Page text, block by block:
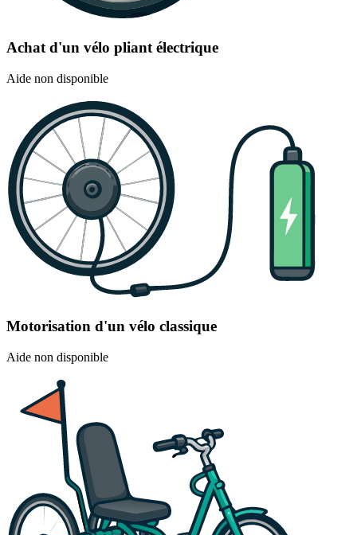
Achat d'un vélo pliant électrique
Aide non disponible
Motorisation d'un vélo classique
Aide non disponible